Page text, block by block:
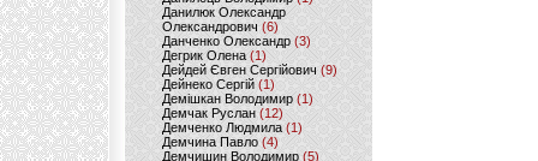
Данилюк Олександр
Олександрович (6)
Данченко Олександр (3)
Дегрик Олена(1)
Дейдей Євген Сергійович(9)
Дейнеко Сергій (1)
Демішкан Володимир(1)
Демчак Руслан (12)
Демченко Людмила (1)
Демчина Павло (4)
Демчишин Володимир (5)